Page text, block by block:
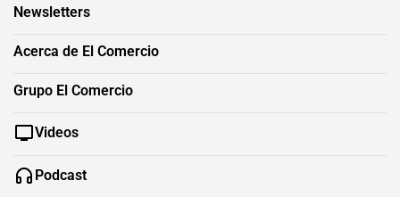
Newsletters
Acerca de El Comercio
Grupo El Comercio
Videos
Podcast